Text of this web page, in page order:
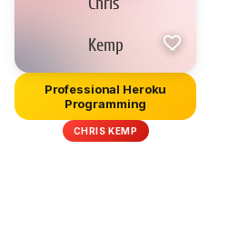
Professional Heroku
Programming
CHRIS KEMP